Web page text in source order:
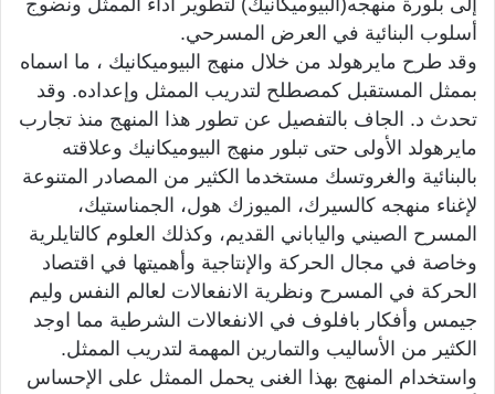
إلى بلورة منهجه(البيوميكانيك) لتطوير أداء الممثل ونضوج
أسلوب البنائية في العرض المسرحي.
وقد طرح مايرهولد من خلال منهج البيوميكانيك ، ما اسماه
بممثل المستقبل كمصطلح لتدريب الممثل وإعداده. وقد
تحدث د. الجاف بالتفصيل عن تطور هذا المنهج منذ تجارب
مايرهولد الأولى حتى تبلور منهج البيوميكانيك وعلاقته
بالبنائية والغروتسك مستخدما الكثير من المصادر المتنوعة
لإغناء منهجه كالسيرك، الميوزك هول، الجمناستيك،
المسرح الصيني والياباني القديم، وكذلك العلوم كالتايلرية
وخاصة في مجال الحركة والإنتاجية وأهميتها في اقتصاد
الحركة في المسرح ونظرية الانفعالات لعالم النفس وليم
جيمس وأفكار بافلوف في الانفعالات الشرطية مما اوجد
الكثير من الأساليب والتمارين المهمة لتدريب الممثل.
واستخدام المنهج بهذا الغنى يحمل الممثل على الإحساس